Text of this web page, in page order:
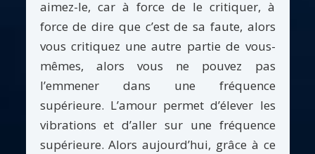
aimez-le, car à force de le critiquer, à
force de dire que c’est de sa faute, alors
vous critiquez une autre partie de vous-
mêmes, alors vous ne pouvez pas
l’emmener dans une fréquence
supérieure. L’amour permet d’élever les
vibrations et d’aller sur une fréquence
supérieure. Alors aujourd’hui, grâce à ce